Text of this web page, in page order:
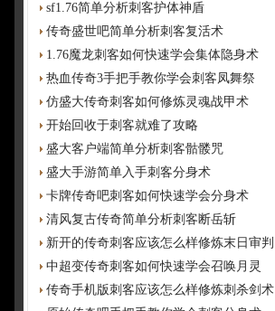
sf1.76简单分析刺客护体神盾
传奇盛世吧简单分析刺客复活术
1.76魔龙刺客如何快速学会集体隐身术
热血传奇3手把手教你学会刺客凤舞祭
仿盛大传奇刺客如何修炼灵魂战甲术
开始回收于刺客就难了攻略
盛大客户端简单分析刺客骷髅咒
盛大手游简单入手刺客分身术
卡牌传奇吧刺客如何快速学会分身术
清风复古传奇简单分析刺客断岳斩
新开的传奇刺客应该怎么样修炼末日审判
中超变传奇刺客如何快速学会召唤月灵
传奇手机版刺客应该怎么样修炼刺杀剑术